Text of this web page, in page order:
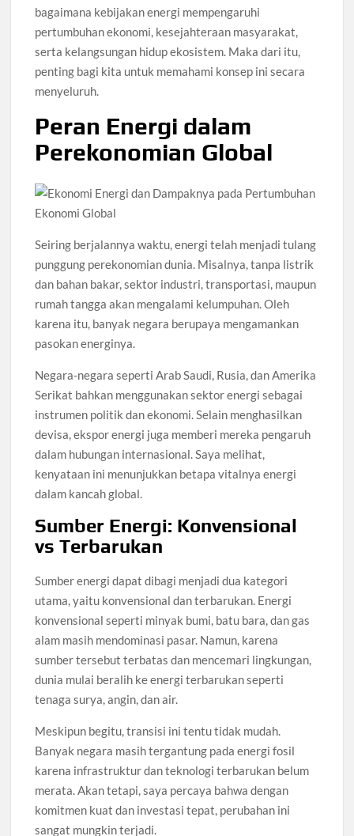
bagaimana kebijakan energi mempengaruhi
pertumbuhan ekonomi, kesejahteraan masyarakat,
serta kelangsungan hidup ekosistem. Maka dari itu,
penting bagi kita untuk memahami konsep ini secara
menyeluruh.
Peran Energi dalam
Perekonomian Global
Seiring berjalannya waktu, energi telah menjadi tulang
punggung perekonomian dunia. Misalnya, tanpa listrik
dan bahan bakar, sektor industri, transportasi, maupun
rumah tangga akan mengalami kelumpuhan. Oleh
karena itu, banyak negara berupaya mengamankan
pasokan energinya.
Negara-negara seperti Arab Saudi, Rusia, dan Amerika
Serikat bahkan menggunakan sektor energi sebagai
instrumen politik dan ekonomi. Selain menghasilkan
devisa, ekspor energi juga memberi mereka pengaruh
dalam hubungan internasional. Saya melihat,
kenyataan ini menunjukkan betapa vitalnya energi
dalam kancah global.
Sumber Energi: Konvensional
vs Terbarukan
Sumber energi dapat dibagi menjadi dua kategori
utama, yaitu konvensional dan terbarukan. Energi
konvensional seperti minyak bumi, batu bara, dan gas
alam masih mendominasi pasar. Namun, karena
sumber tersebut terbatas dan mencemari lingkungan,
dunia mulai beralih ke energi terbarukan seperti
tenaga surya, angin, dan air.
Meskipun begitu, transisi ini tentu tidak mudah.
Banyak negara masih tergantung pada energi fosil
karena infrastruktur dan teknologi terbarukan belum
merata. Akan tetapi, saya percaya bahwa dengan
komitmen kuat dan investasi tepat, perubahan ini
sangat mungkin terjadi.